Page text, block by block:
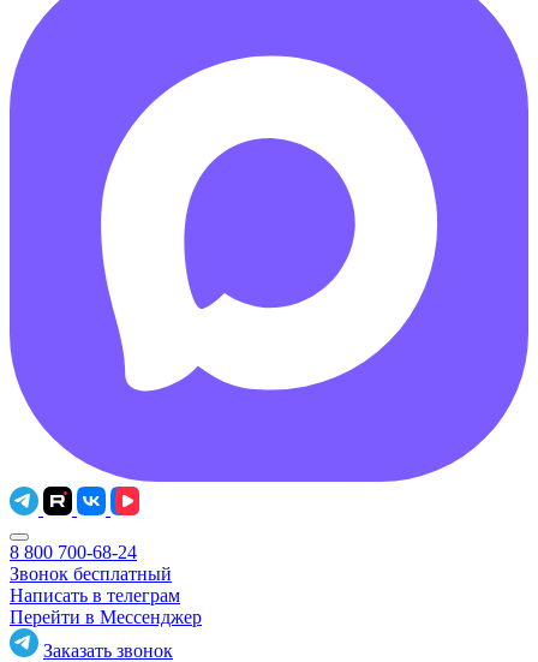
8 800 700-68-24
Звонок бесплатный
Написать в телеграм
Перейти в Мессенджер
Заказать звонок